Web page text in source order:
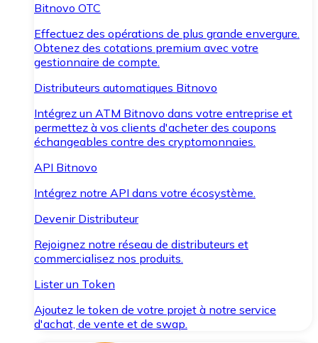
Bitnovo OTC
Effectuez des opérations de plus grande envergure.
Obtenez des cotations premium avec votre
gestionnaire de compte.
Distributeurs automatiques Bitnovo
Intégrez un ATM Bitnovo dans votre entreprise et
permettez à vos clients d'acheter des coupons
échangeables contre des cryptomonnaies.
API Bitnovo
Intégrez notre API dans votre écosystème.
Devenir Distributeur
Rejoignez notre réseau de distributeurs et
commercialisez nos produits.
Lister un Token
Ajoutez le token de votre projet à notre service
d'achat, de vente et de swap.